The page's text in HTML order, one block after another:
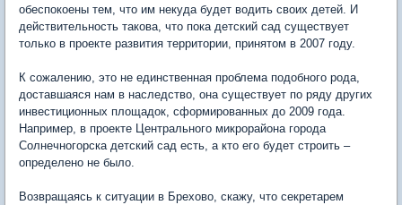
обеспокоены тем, что им некуда будет водить своих детей. И
действительность такова, что пока детский сад существует
только в проекте развития территории, принятом в 2007 году.
К сожалению, это не единственная проблема подобного рода,
доставшаяся нам в наследство, она существует по ряду других
инвестиционных площадок, сформированных до 2009 года.
Например, в проекте Центрального микрорайона города
Солнечногорска детский сад есть, а кто его будет строить –
определено не было.
Возвращаясь к ситуации в Брехово, скажу, что секретарем